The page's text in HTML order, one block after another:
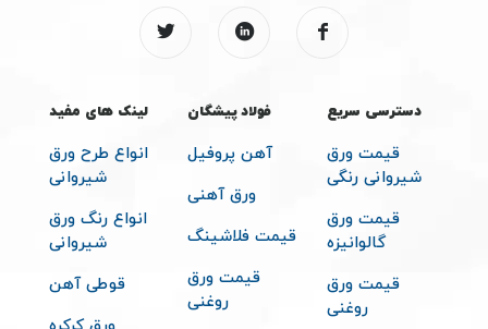
دسترسی سریع
قیمت ورق
شیروانی رنگی
قیمت ورق
گالوانیزه
قیمت ورق
روغنی
فولاد پیشگان
آهن پروفیل
ورق آهنی
قیمت فلاشینگ
قیمت ورق
روغنی
لینک های مفید
انواع طرح ورق
شیروانی
انواع رنگ ورق
شیروانی
قوطی آهن